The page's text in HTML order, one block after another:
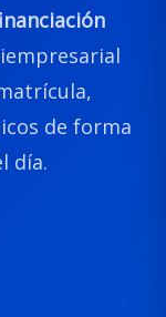
de forma
día.